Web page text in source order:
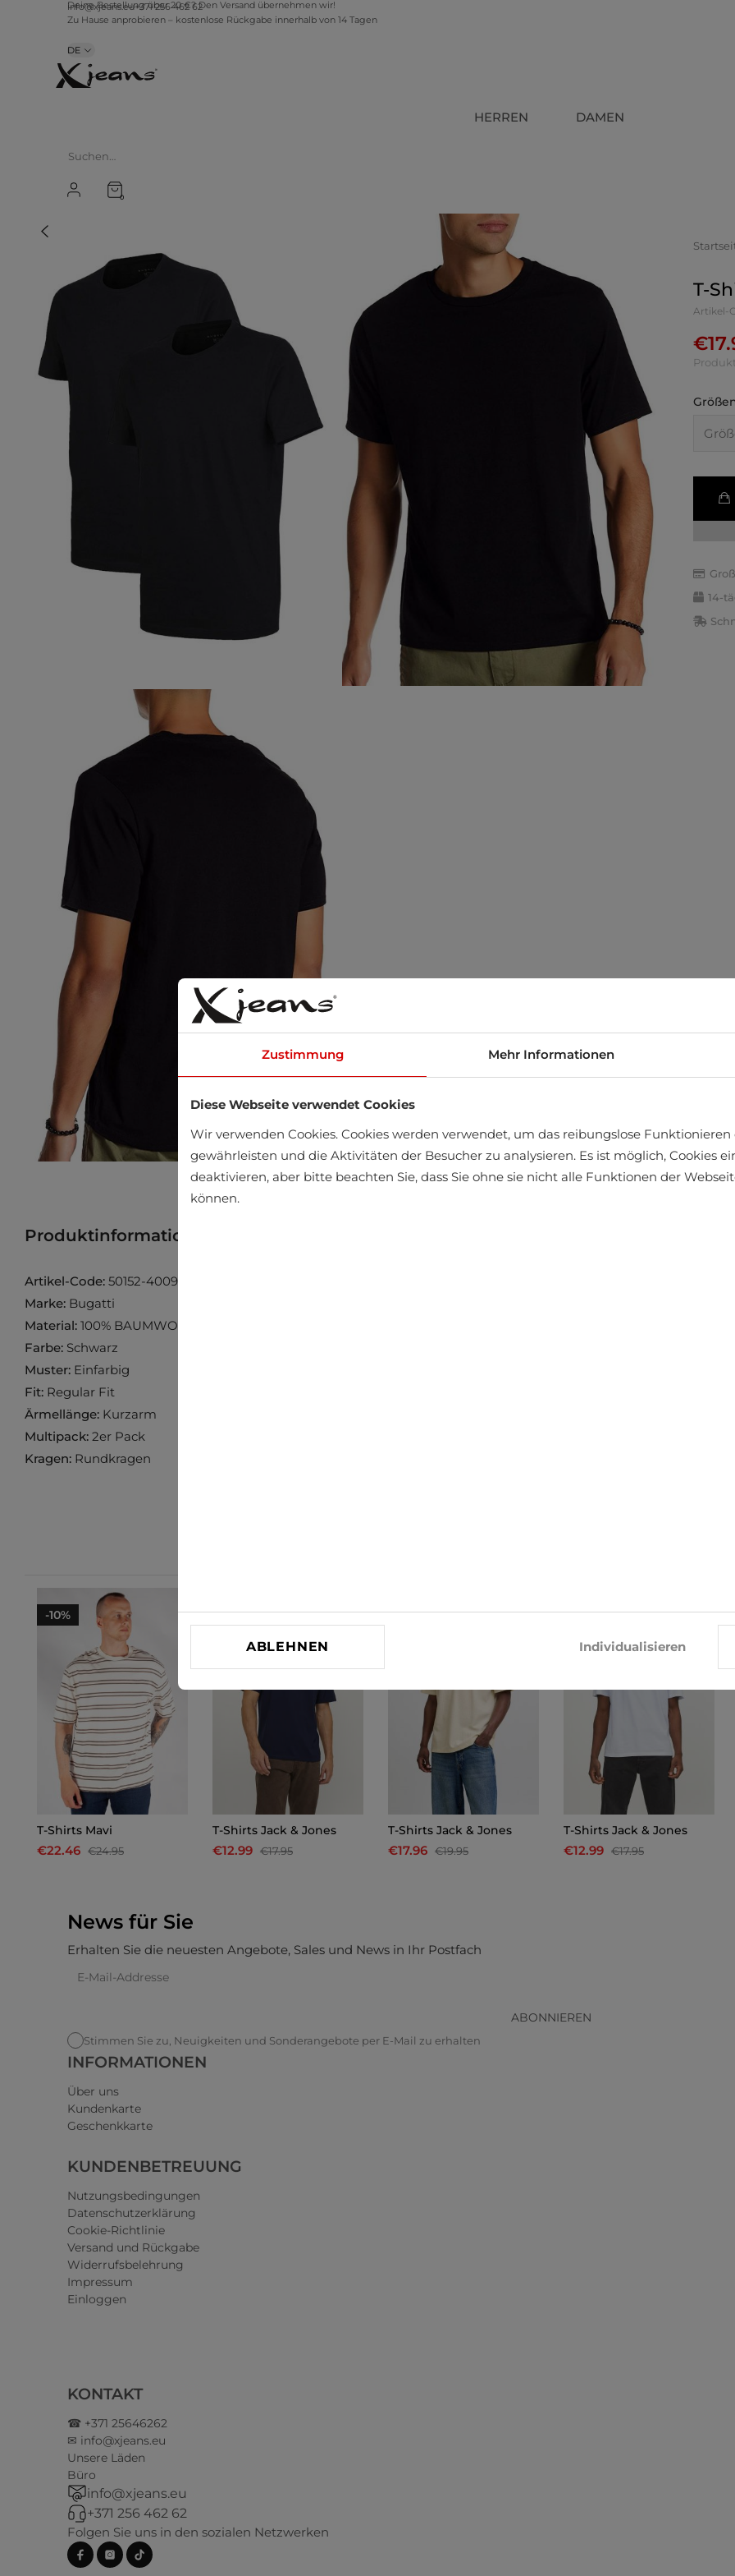
info@xjeans.eu+371 256 462 62
Deine Bestellung über 20 €? Den Versand übernehmen wir!
DE
HERREN DAMEN
0
T-
Artikel-
€
14-
Produktinformation
Artikel-Code: 50152-4009-930
Marke: Bugatti
Material: 100% BAUMWOLLE
Farbe: Schwarz
Muster: Einfarbig
Fit: Regular Fit
Ärmellänge: Kurzarm
Multipack: 2er Pack
Kragen: Rundkragen
-10%
T-Shirts Mavi
€22.46 €24.95
-28%
T-Shirts Jack & Jones
€12.99 €17.95
-10%
T-Shirts Jack & Jones
€17.96 €19.95
-28%
T-Shirts Jack & Jones
€12.99 €17.95
News für Sie
Erhalten Sie die neuesten Angebote, Sales und News in Ihr Postfach
ABONNIEREN
Stimmen Sie zu, Neuigkeiten und Sonderangebote per E-Mail zu erhalten
INFORMATIONEN
Über uns
Kundenkarte
Geschenkkarte
KUNDENBETREUUNG
Nutzungsbedingungen
Datenschutzerklärung
Cookie-Richtlinie
Versand und Rückgabe
Widerrufsbelehrung
Impressum
Einloggen
KONTAKT
☎ +371 25646262
✉ info@xjeans.eu
Unsere Läden
Büro
info@xjeans.eu
+371 256 462 62
Folgen Sie uns in den sozialen Netzwerken
Zustimmung Mehr Informationen
Diese Webseite verwendet Cookies
Wir verwenden Cookies. Cookies werden verwendet, um das reibungslose
gewährleisten und die Aktivitäten der Besucher zu analysieren. Es ist möglich, Cookies
deaktivieren, aber bitte beachten Sie, dass Sie ohne sie nicht alle Funktionen der
können.
ABLEHNEN Individualisieren